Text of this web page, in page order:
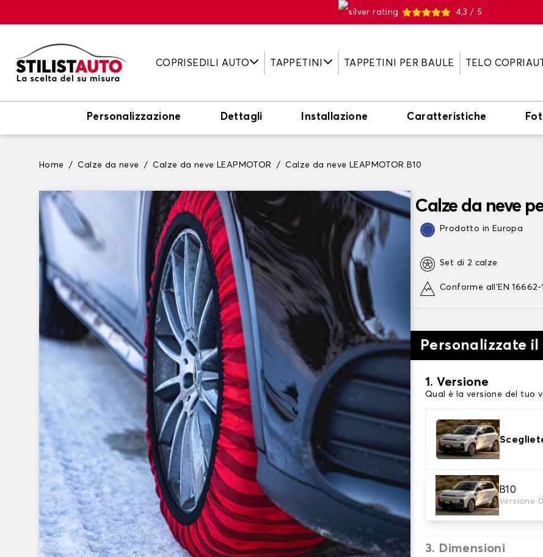
4,3 / 5
COPRISEDILI AUTO TAPPETINI TAPPETINI PER BAULE TELO
Personalizzazione Dettagli Installazione Caratteristiche
Home Calze da neve Calze da neve LEAPMOTOR Calze da neve LEAPMOTOR B10
Calze da neve
Prodotto in Europa
Set di 2 calze
Conforme all'EN 16662-
Personalizzate
1. Versione
Qual è la versione del tuo
B10
Versione
2. Finitura a calza
Scegli le calze da neve
3. Dimensioni